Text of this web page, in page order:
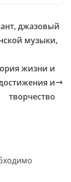
джазовый
музыки,
жизни и
и
творчество